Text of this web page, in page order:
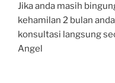
Jika anda masih
kehamilan 2 bulan
konsultasi langsung
Angel